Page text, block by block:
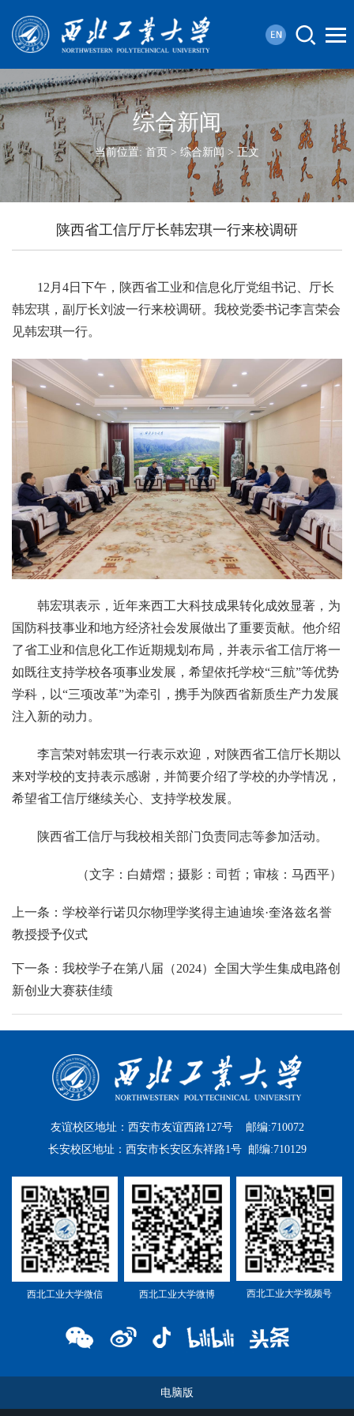
综合新闻
当前位置: 首页 > 综合新闻 > 正文
陕西省工信厅厅长韩宏琪一行来校调研
12月4日下午，陕西省工业和信息化厅党组书记、厅长
韩宏琪，副厅长刘波一行来校调研。我校党委书记李言荣会
见韩宏琪一行。
韩宏琪表示，近年来西工大科技成果转化成效显著，为
国防科技事业和地方经济社会发展做出了重要贡献。他介绍
了省工业和信息化工作近期规划布局，并表示省工信厅将一
如既往支持学校各项事业发展，希望依托学校“三航”等优势
学科，以“三项改革”为牵引，携手为陕西省新质生产力发展
注入新的动力。
李言荣对韩宏琪一行表示欢迎，对陕西省工信厅长期以
来对学校的支持表示感谢，并简要介绍了学校的办学情况，
希望省工信厅继续关心、支持学校发展。
陕西省工信厅与我校相关部门负责同志等参加活动。
（文字：白婧熠；摄影：司哲；审核：马西平）
上一条：学校举行诺贝尔物理学奖得主迪迪埃·奎洛兹名誉
教授授予仪式
下一条：我校学子在第八届（2024）全国大学生集成电路创
新创业大赛获佳绩
友谊校区地址：西安市友谊西路127号 邮编:710072
长安校区地址：西安市长安区东祥路1号 邮编:710129
西北工业大学微信 西北工业大学微博 西北工业大学视频号
电脑版